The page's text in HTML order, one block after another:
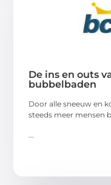
De ins en outs
bubbelbaden
Door alle sneeuw en
steeds meer mensen